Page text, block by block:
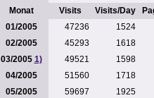
Monat
Visits Visits/Day
01/2005
47236
1524
02/2005
45293
1618
03/2005 1) 49521
1598
04/2005
51560
1718
05/2005
59697
1925